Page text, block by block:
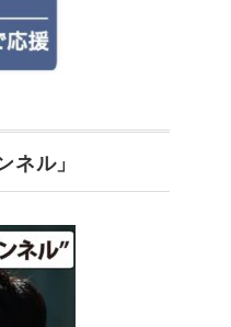
ネル」